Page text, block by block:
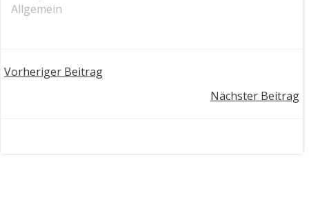
Allgemein
Post
Vorheriger Beitrag
Nächster Beitrag